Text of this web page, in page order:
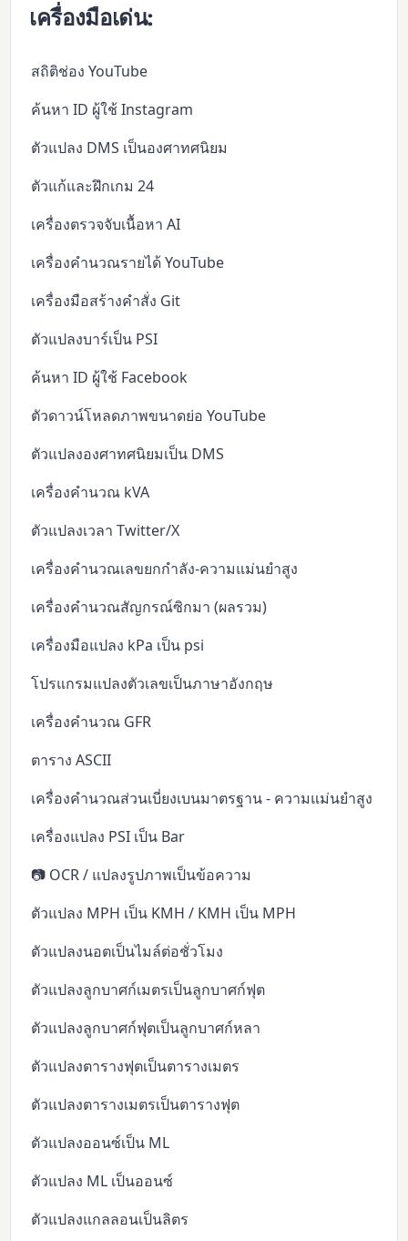
เครื่องมือเด่น:
สถิติช่อง YouTube
ค้นหา ID ผู้ใช้ Instagram
ตัวแปลง DMS เป็นองศาทศนิยม
ตัวแก้และฝึกเกม 24
เครื่องตรวจจับเนื้อหา AI
เครื่องคำนวณรายได้ YouTube
เครื่องมือสร้างคำสั่ง Git
ตัวแปลงบาร์เป็น PSI
ค้นหา ID ผู้ใช้ Facebook
ตัวดาวน์โหลดภาพขนาดย่อ YouTube
ตัวแปลงองศาทศนิยมเป็น DMS
เครื่องคำนวณ kVA
ตัวแปลงเวลา Twitter/X
เครื่องคำนวณเลขยกกำลัง-ความแม่นยำสูง
เครื่องคำนวณสัญกรณ์ซิกมา (ผลรวม)
เครื่องมือแปลง kPa เป็น psi
โปรแกรมแปลงตัวเลขเป็นภาษาอังกฤษ
เครื่องคำนวณ GFR
ตาราง ASCII
เครื่องคำนวณส่วนเบี่ยงเบนมาตรฐาน - ความแม่นยำสูง
เครื่องแปลง PSI เป็น Bar
📷 OCR / แปลงรูปภาพเป็นข้อความ
ตัวแปลง MPH เป็น KMH / KMH เป็น MPH
ตัวแปลงนอตเป็นไมล์ต่อชั่วโมง
ตัวแปลงลูกบาศก์เมตรเป็นลูกบาศก์ฟุต
ตัวแปลงลูกบาศก์ฟุตเป็นลูกบาศก์หลา
ตัวแปลงตารางฟุตเป็นตารางเมตร
ตัวแปลงตารางเมตรเป็นตารางฟุต
ตัวแปลงออนซ์เป็น ML
ตัวแปลง ML เป็นออนซ์
ตัวแปลงแกลลอนเป็นลิตร